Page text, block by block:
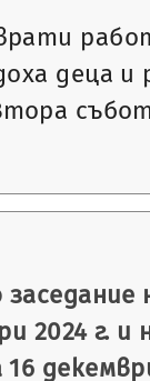
деца
2024 г. и